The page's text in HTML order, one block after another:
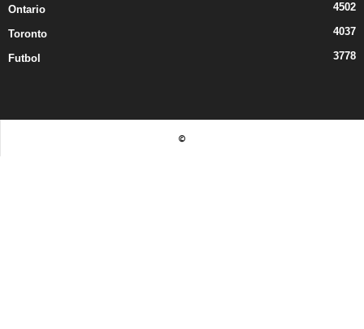
Ontario 4502
Toronto 4037
Futbol 3778
©